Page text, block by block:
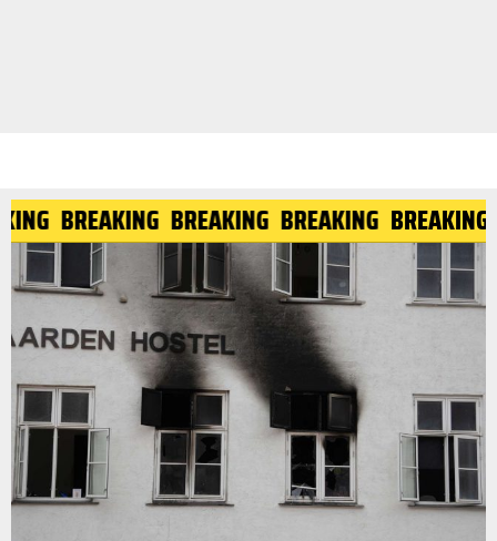
BREAKING BREAKING BREAKING